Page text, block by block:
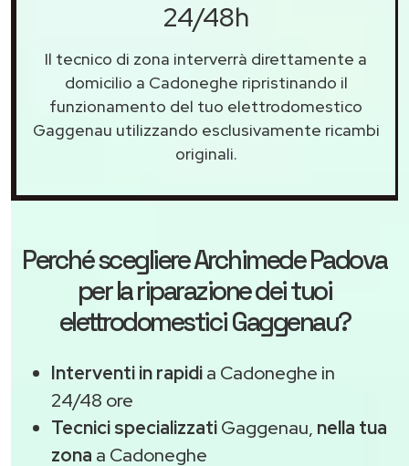
24/48h
Il tecnico di zona interverrà direttamente a
domicilio a Cadoneghe ripristinando il
funzionamento del tuo elettrodomestico
Gaggenau utilizzando esclusivamente ricambi
originali.
Perché scegliereArchimede Padova
per la riparazione dei tuoi
elettrodomestici Gaggenau?
Interventi in rapidia Cadoneghe in
24/48 ore
Tecnici specializzatiGaggenau, nella tua
zona a Cadoneghe